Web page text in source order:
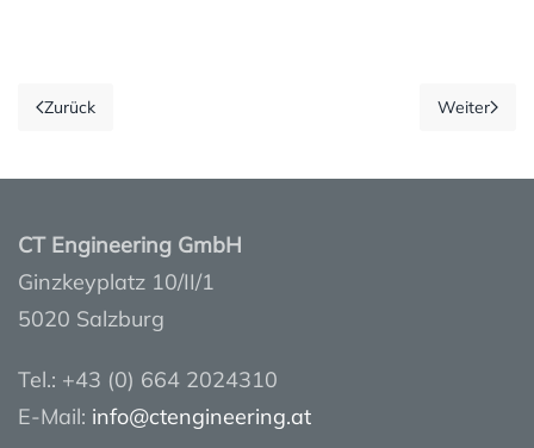
Zurück Weiter
CT Engineering GmbH
Ginzkeyplatz 10/II/1
5020 Salzburg
Tel.: +43 (0) 664 2024310
E-Mail: info@ctengineering.at